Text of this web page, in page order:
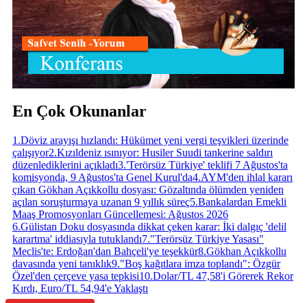
En Çok Okunanlar
1 .Döviz arayışı hızlandı: Hükümet yeni vergi teşvikleri üzerinde
çalışıyor2.Kızıldeniz ısınıyor: Husiler Suudi tankerine saldırı
düzenlediklerini açıkladı3.'Terörsüz Türkiye' teklifi 7 Ağustos'ta
komisyonda, 9 Ağustos'ta Genel Kurul'da4.AYM'den ihlal kararı
çıkan Gökhan Açıkkollu dosyası: Gözaltında ölümden yeniden
açılan soruşturmaya uzanan 9 yıllık süreç5.Bankalardan Emekli
Maaş Promosyonları Güncellemesi: Ağustos 2026
6.Gülistan Doku dosyasında dikkat çeken karar: İki dalgıç 'delil
karartma' iddiasıyla tutuklandı7."Terörsüz Türkiye Yasası"
Meclis'te: Erdoğan'dan Bahçeli'ye teşekkür8.Gökhan Açıkkollu
davasında yeni tanıklık9."Boş kağıtlara imza toplandı": Özgür
Özel'den çerçeve yasa tepkisi10.Dolar/TL 47,58'i Görerek Rekor
Kırdı, Euro/TL 54,94'e Yaklaştı